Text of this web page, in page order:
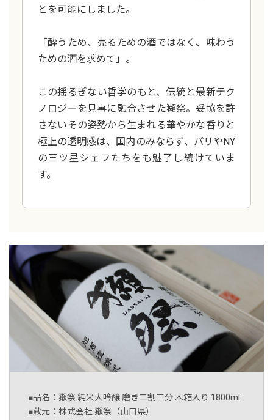
とを可能にしました。
「酔うため、売るための酒ではなく、味わう
ための酒を求めて」。
この揺るぎない哲学のもと、伝統と最新テク
ノロジーを見事に融合させた獺祭。妥協を許
さないその姿勢から生まれる華やかな香りと
極上の透明感は、国内のみならず、パリやNY
の三ツ星シェフたちをも魅了し続けていま
す。
■品名：獺祭 純米大吟醸 磨き二割三分 木箱入り 1800ml
■蔵元：株式会社 獺祭（山口県）